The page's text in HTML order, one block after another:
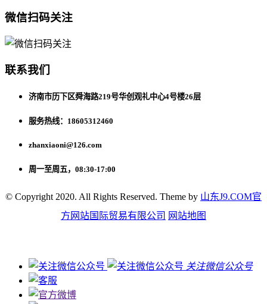
微信扫码关注
联系我们
济南市历下区舜海路219号华创观礼中心4号楼26层
服务热线：18605312460
zhanxiaoni@126.com
周一至周五，08:30-17:00
© Copyright 2020. All Rights Reserved. Theme by 山东J9.COM官
方网站国际贸易有限公司 网站地图
关注微信公众号